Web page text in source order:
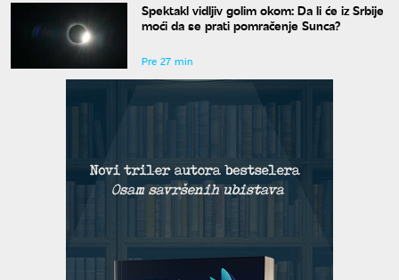
Spektakl vidljiv golim okom: Da li će iz Srbije
moći da se prati pomračenje Sunca?
Pre 27 min